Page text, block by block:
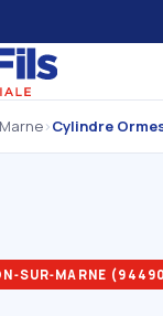
›Cylindre